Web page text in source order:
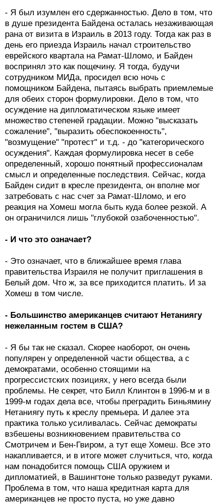
- Я был изумлен его сдержанностью. Дело в том, что
в душе президента Байдена осталась незаживающая
рана от визита в Израиль в 2013 году. Тогда как раз в
день его приезда Израиль начал строительство
еврейского квартала на Рамат-Шломо, и Байден
воспринял это как пощечину. Я тогда, будучи
сотрудником МИДа, просидел всю ночь с
помощником Байдена, пытаясь выбрать приемлемые
для обеих сторон формулировки. Дело в том, что
осуждение на дипломатическом языке имеет
множество степеней градации. Можно "высказать
сожаление", "выразить обеспокоенность",
"возмущение" "протест" и т.д. - до "категорического
осуждения". Каждая формулировка несет в себе
определенный, хорошо понятный профессионалам
смысл и определенные последствия. Сейчас, когда
Байден сидит в кресле президента, он вполне мог
затребовать с нас счет за Рамат-Шломо, и его
реакция на Хомеш могла быть куда более резкой. А
он ограничился лишь "глубокой озабоченностью".
- И что это означает?
- Это означает, что в ближайшее время глава
правительства Израиля не получит приглашения в
Белый дом. Что ж, за все приходится платить. И за
Хомеш в том числе.
- Большинство американцев считают Нетаниягу
нежеланным гостем в США?
- Я бы так не сказал. Скорее наоборот, он очень
популярен у определенной части общества, а с
демократами, особенно стоящими на
прогрессистских позициях, у него всегда были
проблемы. Не секрет, что Билл Клинтон в 1996-м и в
1999-м годах дела все, чтобы преградить Биньямину
Нетаниягу путь к креслу премьера. И далее эта
практика только усиливалась. Сейчас демократы
взбешены возникновением правительства со
Смотричем и Бен-Гвиром, а тут еще Хомеш. Все это
накапливается, и в итоге может случиться, что, когда
нам понадобится помощь США оружием и
дипломатией, в Вашингтоне только разведут руками.
Проблема в том, что наша кредитная карта для
американцев не просто пуста, но уже давно